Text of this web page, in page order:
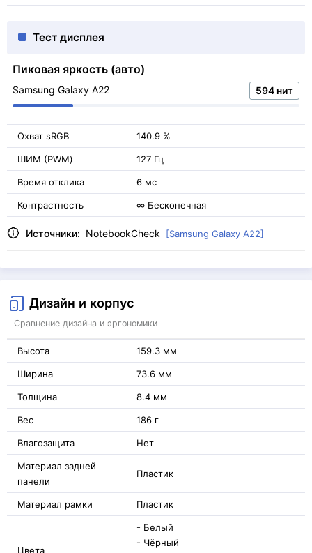
Тест дисплея
Пиковая яркость (авто)
Samsung Galaxy A22 594 нит
Охват sRGB 140.9 %
ШИМ (PWM) 127 Гц
Время отклика 6 мс
Контрастность ∞ Бесконечная
Источники: NotebookCheck [Samsung Galaxy A22]
Дизайн и корпус
Сравнение дизайна и эргономики
Высота 159.3 мм
Ширина 73.6 мм
Толщина 8.4 мм
Вес 186 г
Влагозащита Нет
Материал задней
панели
Пластик
Материал рамки Пластик
Цвета
- Белый
- Чёрный